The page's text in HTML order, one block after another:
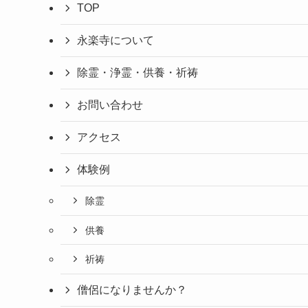
TOP
永楽寺について
除霊・浄霊・供養・祈祷
お問い合わせ
アクセス
体験例
除霊
供養
祈祷
僧侶になりませんか？